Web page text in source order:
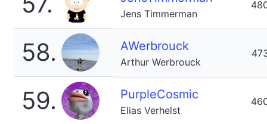
Jens Timmerman
58. AWerbrouck
Arthur Werbrouck
59. PurpleCosmic
Elias Verhelst